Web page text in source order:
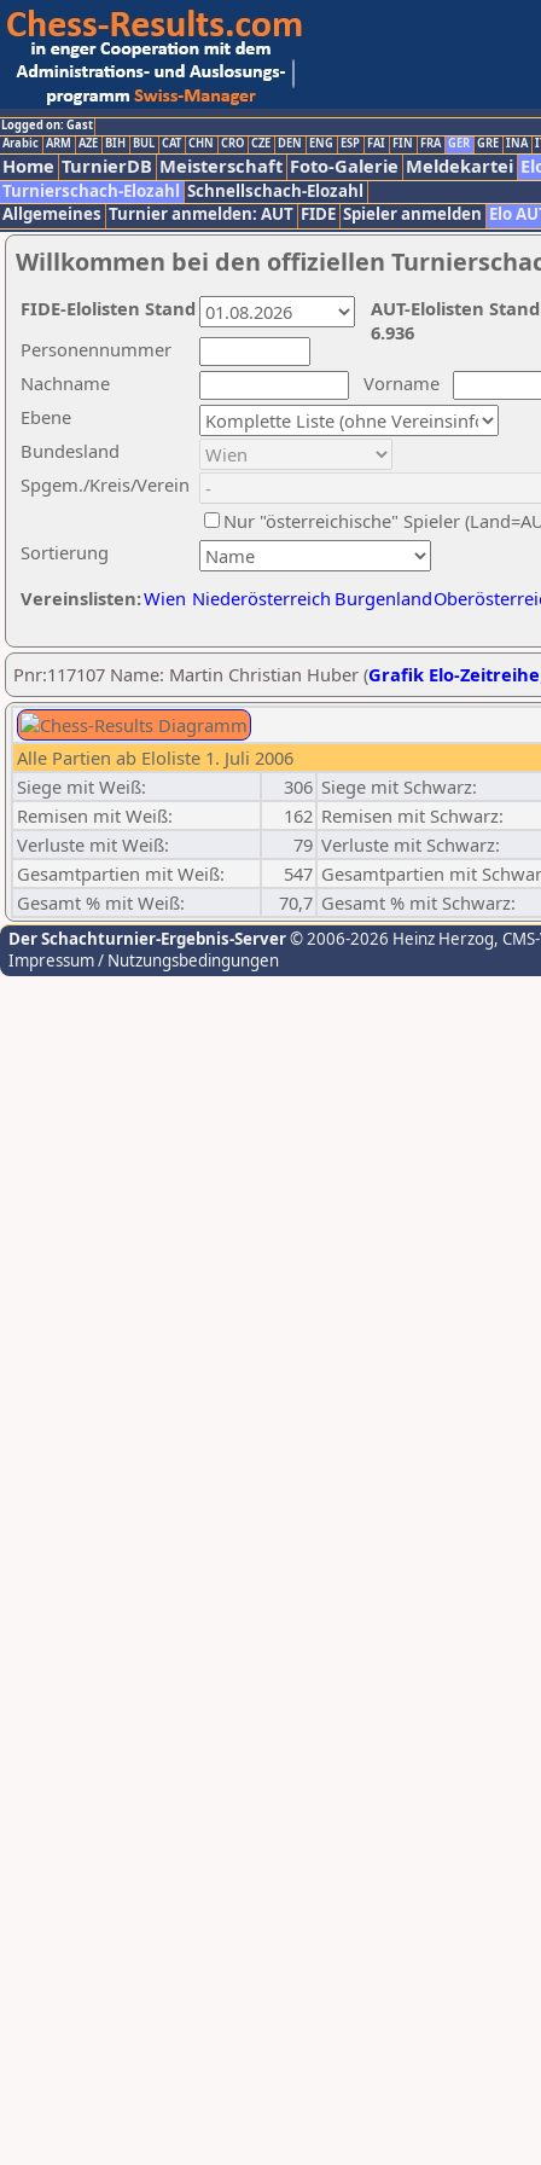
Logged on: Gast
Arabic ARM AZE BIH BUL CAT CHN CRO CZE DEN ENG ESP FAI FIN FRA GER GRE INA
Home TurnierDB Meisterschaft Foto-Galerie Meldekartei
Turnierschach-Elozahl Schnellschach-Elozahl
Allgemeines Turnier anmelden: AUT FIDE Spieler anmelden Elo
Willkommen bei den offiziellen
Nachname
Vorname
Ebene
Sortierung
Personennummer
Bundesland
Spgem./Kreis/Verein
Nur "österreichische" Spieler
Vereinslisten:Wien Niederösterreich Burgenland
AUT-Elolisten
6.936
FIDE-Elolisten Stand
Pnr:117107 Name: Martin Christian Huber (Grafik Elo-Zeitreihe
Alle Partien ab Eloliste 1. Juli 2006
Siege mit Weiß:
306 Siege mit Schwarz:
Remisen mit Weiß:
162 Remisen mit Schwarz:
Verluste mit Weiß:
79 Verluste mit Schwarz:
Gesamtpartien mit Weiß:
547 Gesamtpartien mit
Gesamt % mit Weiß:
70,7 Gesamt % mit Schwarz:
Der Schachturnier-Ergebnis-Server© 2006-2026 Heinz Herzog,
Impressum / Nutzungsbedingungen